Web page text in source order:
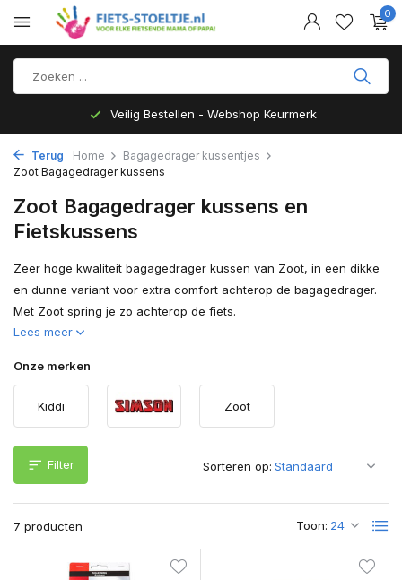
0
Top Kwaliteit en zeer Duurzaam
Terug Home
Bagagedrager kussentjes
Zoot Bagagedrager kussens
Zoot Bagagedrager kussens en
Fietskussens
Zeer hoge kwaliteit bagagedrager kussen van Zoot, in een dikke
en dunne variant voor extra comfort achterop de bagagedrager.
Met Zoot spring je zo achterop de fiets.
Lees meer
Onze merken
Kiddi Zoot
Filter
7 producten Toon:
Sorteren op: